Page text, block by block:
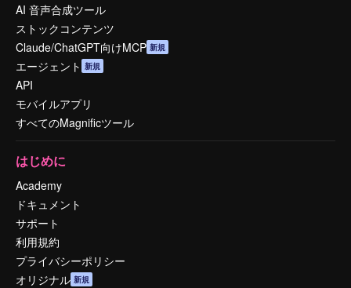
AI 音声合成ツール
ストックコンテンツ
Claude/ChatGPT向けMCP 新規
エージェント 新規
API
モバイルアプリ
すべてのMagnificツール
はじめに
Academy
ドキュメント
サポート
利用規約
プライバシーポリシー
オリジナル 新規